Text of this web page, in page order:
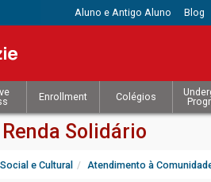
Aluno e Antigo Aluno Blog
Enrollment Colégios
Solidário
Social e Cultural Atendimento à